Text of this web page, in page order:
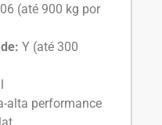
(até 900 kg por
Y (até 300
alta performance